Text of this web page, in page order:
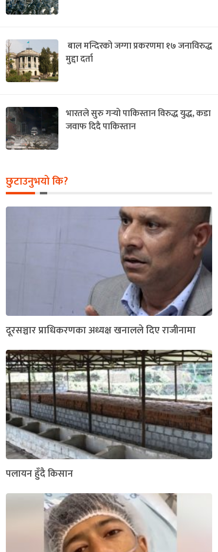
बाल मन्दिरको जग्गा प्रकरणमा १७ जनाविरुद्ध
मुद्दा दर्ता
भारतले सुरु गर्‍यो पाकिस्तान विरुद्ध युद्ध, कडा
जवाफ दिदै पाकिस्तान
छुटाउनुभयो कि?
दूरसञ्चार प्राधिकरणका अध्यक्ष खनालले दिए राजीनामा
पलायन हुँदै किसान